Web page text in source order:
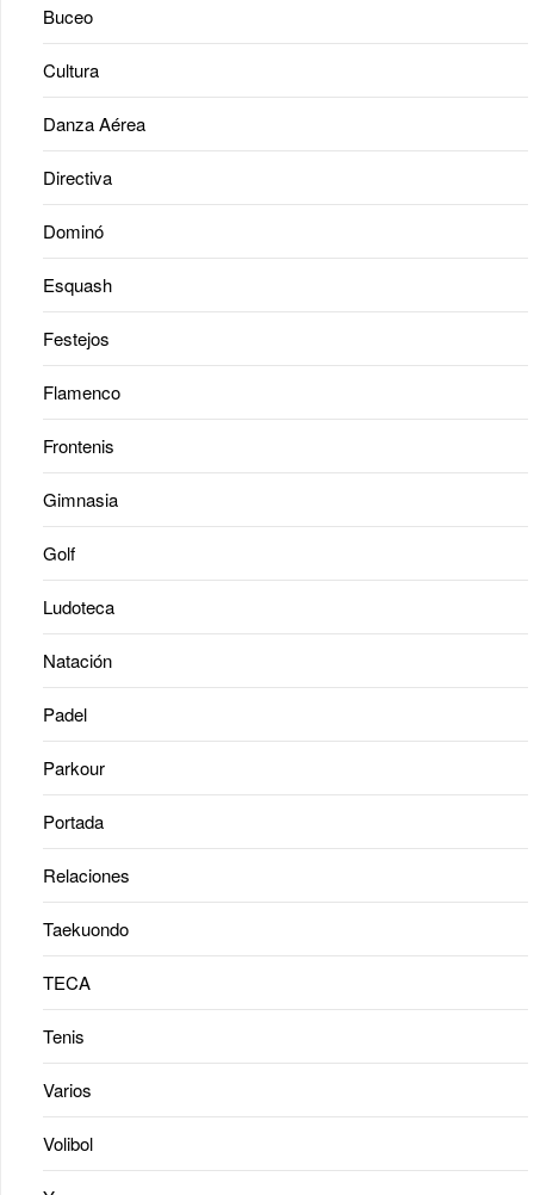
Buceo
Cultura
Danza Aérea
Directiva
Dominó
Esquash
Festejos
Flamenco
Frontenis
Gimnasia
Golf
Ludoteca
Natación
Padel
Parkour
Portada
Relaciones
Taekuondo
TECA
Tenis
Varios
Volibol